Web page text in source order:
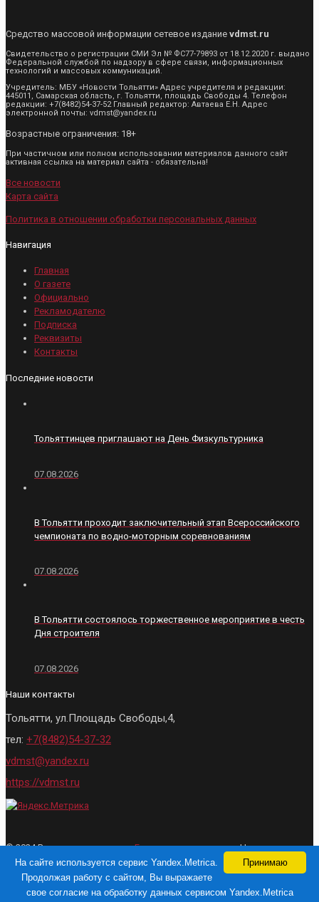
Средство массовой информации сетевое издание vdmst.ru
Свидетельство о регистрации СМИ Эл № ФС77-79893 от 18.12.2020 г. выдано
Федеральной службой по надзору в сфере связи, информационных
технологий и массовых коммуникаций.
Учредитель: МБУ «Новости Тольятти» Адрес учредителя и редакции:
445011, Самарская область, г. Тольятти, площадь Свободы 4. Телефон
редакции: +7(8482)54-37-52 Главный редактор: Автаева Е.Н. Адрес
электронной почты: vdmst@yandex.ru
Возрастные ограничения: 18+
При частичном или полном использовании материалов данного сайт
активная ссылка на материал сайта - обязательна!
Все новости
Карта сайта
Политика в отношении обработки персональных данных
Навигация
Главная
О газете
Официально
Рекламодателю
Подписка
Реквизиты
Контакты
Последние новости
Тольяттинцев приглашают на День Физкультурника
07.08.2026
В Тольятти проходит заключительный этап Всероссийского
чемпионата по водно-моторным соревнованиям
07.08.2026
В Тольятти состоялось торжественное мероприятие в честь
Дня строителя
07.08.2026
Наши контакты
Тольятти, ул.Площадь Свободы,4,
тел: +7(8482)54-37-32
vdmst@yandex.ru
https://vdmst.ru
© 2024 Все права защищены.Городские ведомости- Новости
Тольятти. При использовании материалов, активная ссылка на сайт
обязательна
Разработка и продвижение сайта
Принимаю
На сайте используется сервис Yandex.Metrica.
Продолжая работу с сайтом, Вы выражаете
свое согласие на обработку данных сервисом Yandex.Metrica